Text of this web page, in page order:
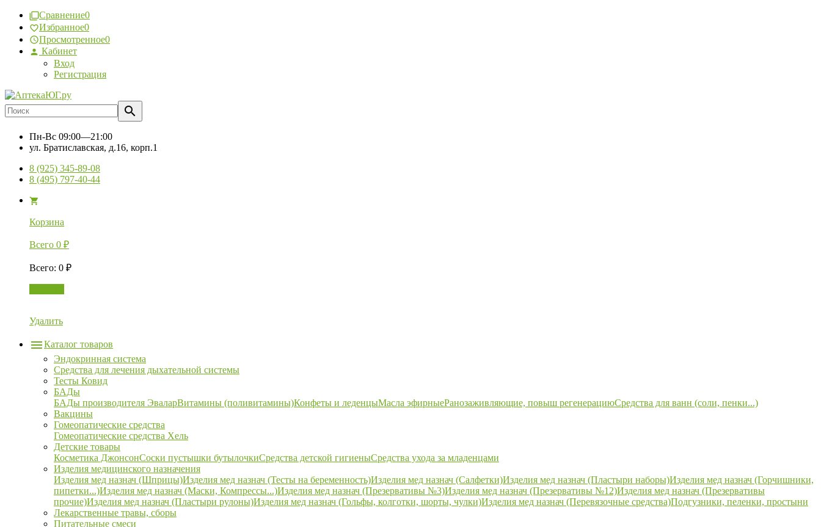
Сравнение0
Избранное0
Просмотренное0
Кабинет
Вход
Регистрация
Пн-Вс 09:00—21:00
ул. Братиславская, д.16, корп.1
8 (925) 345-89-08
8 (495) 797-40-44
Корзина
Всего 0 ₽
Всего: 0 ₽
Удалить
Каталог товаров
Эндокринная система
Средства для лечения дыхательной системы
Тесты Ковид
БАДы
БАДы производителя ЭваларВитамины (поливитамины)Конфеты и леденцыМасла эфирныеРанозаживляющие, повыш регенерациюСредства для ванн (соли, пенки...)
Вакцины
Гомеопатические средства
Гомеопатические средства Хель
Детские товары
Косметика ДжонсонСоски пустышки бутылочкиСредства детской гигиеныСредства ухода за младенцами
Изделия медицинского назначения
Изделия мед назнач (Шприцы)Изделия мед назнач (Тесты на беременность)Изделия мед назнач (Салфетки)Изделия мед назнач (Пластыри наборы)Изделия мед назнач (Горчишники,
пипетки...)Изделия мед назнач (Маски, Компрессы...)Изделия мед назнач (Презервативы №3)Изделия мед назнач (Презервативы №12)Изделия мед назнач (Презервативы
прочие)Изделия мед назнач (Пластыри рулоны)Изделия мед назнач (Гольфы, колготки, шорты, чулки)Изделия мед назнач (Перевязочные средства)Подгузники, пеленки, простыни
Лекарственные травы, сборы
Питательные смеси